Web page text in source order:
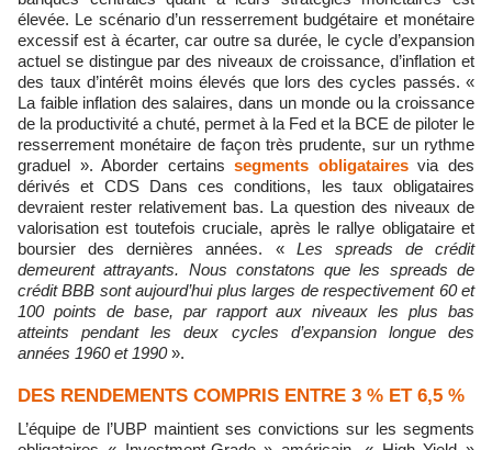
élevée. Le scénario d’un resserrement budgétaire et monétaire
excessif est à écarter, car outre sa durée, le cycle d’expansion
actuel se distingue par des niveaux de croissance, d’inflation et
des taux d’intérêt moins élevés que lors des cycles passés. «
La faible inflation des salaires, dans un monde ou la croissance
de la productivité a chuté, permet à la Fed et la BCE de piloter le
resserrement monétaire de façon très prudente, sur un rythme
graduel ». Aborder certainssegments obligatairesvia des
dérivés et CDS Dans ces conditions, les taux obligataires
devraient rester relativement bas. La question des niveaux de
valorisation est toutefois cruciale, après le rallye obligataire et
boursier des dernières années. « Les spreads de crédit
demeurent attrayants. Nous constatons que les spreads de
crédit BBB sont aujourd’hui plus larges de respectivement 60 et
100 points de base, par rapport aux niveaux les plus bas
atteints pendant les deux cycles d’expansion longue des
années 1960 et 1990».
DES RENDEMENTS COMPRIS ENTRE 3 % ET 6,5 %
L’équipe de l’UBP maintient ses convictions sur les segments